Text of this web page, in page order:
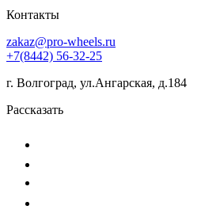
Контакты
zakaz@pro-wheels.ru
+7(8442) 56-32-25
г. Волгоград, ул.Ангарская, д.184
Рассказать